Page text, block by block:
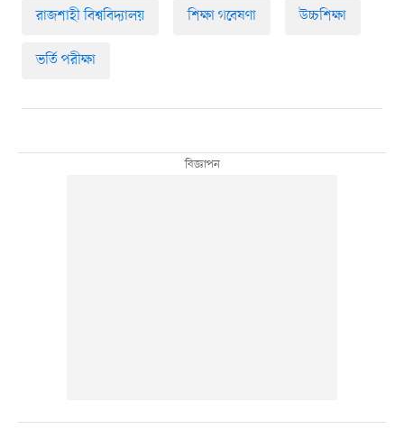
রাজশাহী বিশ্ববিদ্যালয় শিক্ষা গবেষণা উচ্চশিক্ষা
ভর্তি পরীক্ষা